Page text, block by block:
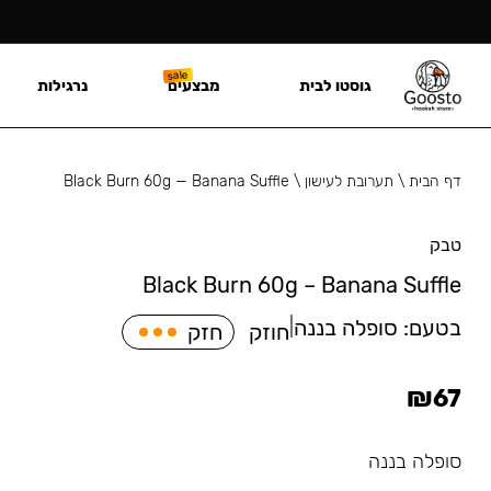
דף הבית\ תערובת לעישון \
Black Burn 60g — Banana Suffle
טבק
Black Burn 60g – Banana Suffle
בטעם: סופלה בננה חוזק חזק
₪67
סופלה בננה
גוסטו לבית מבצעים נרגילות